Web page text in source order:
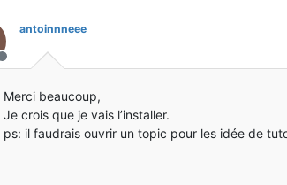
Hors-ligne
antoinnneee
Merci beaucoup,
Je crois que je vais l’installer.
ps: il faudrais ouvrir un topic pour les idée de